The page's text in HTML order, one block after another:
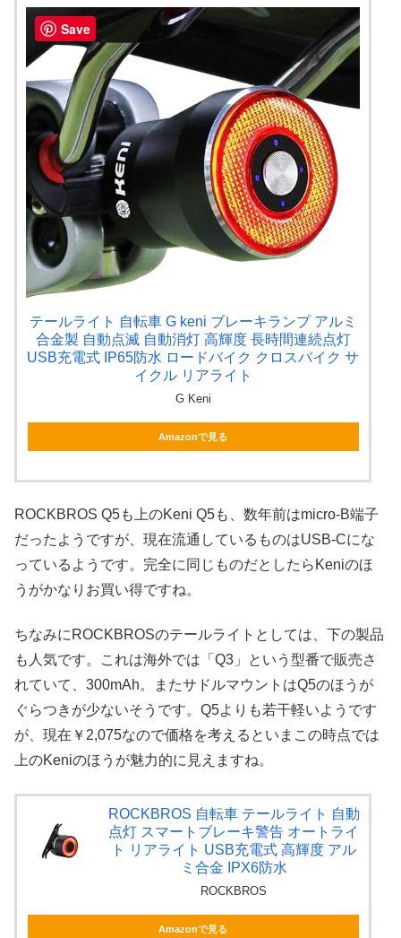
テールライト 自転車 G keni ブレーキランプ アルミ
合金製 自動点滅 自動消灯 高輝度 長時間連続点灯
USB充電式 IP65防水 ロードバイク クロスバイク サ
イクル リアライト
G Keni
Amazonで見る
ROCKBROS Q5も上のKeni Q5も、数年前はmicro-B端子
だったようですが、現在流通しているものはUSB-Cにな
っているようです。完全に同じものだとしたらKeniのほ
うがかなりお買い得ですね。
ちなみにROCKBROSのテールライトとしては、下の製品
も人気です。これは海外では「Q3」という型番で販売さ
れていて、300mAh。またサドルマウントはQ5のほうが
ぐらつきが少ないそうです。Q5よりも若干軽いようです
が、現在￥2,075なので価格を考えるといまこの時点では
上のKeniのほうが魅力的に見えますね。
ROCKBROS 自転車 テールライト 自動
点灯 スマートブレーキ警告 オートライ
ト リアライト USB充電式 高輝度 アル
ミ合金 IPX6防水
ROCKBROS
Amazonで見る
Save